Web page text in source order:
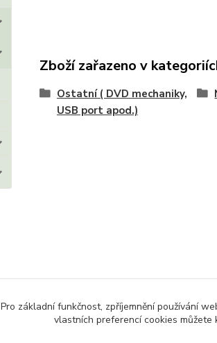
Zboží zařazeno v
Ostatní ( DVD mechaniky,
USB port apod.)
Pro základní funkčnost, zpříjemnění používání
vlastních preferencí cookies